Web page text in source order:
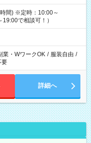
間) ※定時：10:00～
で相談可！）
業・WワークOK / 服装自由 /
要
詳細へ